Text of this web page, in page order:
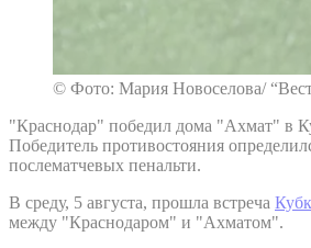
© Фото: Мария Новоселова/
"Краснодар" победил дома "Ахмат" в
Победитель противостояния
послематчевых пенальти.
В среду, 5 августа, прошла встреча
между "Краснодаром" и "Ахматом".